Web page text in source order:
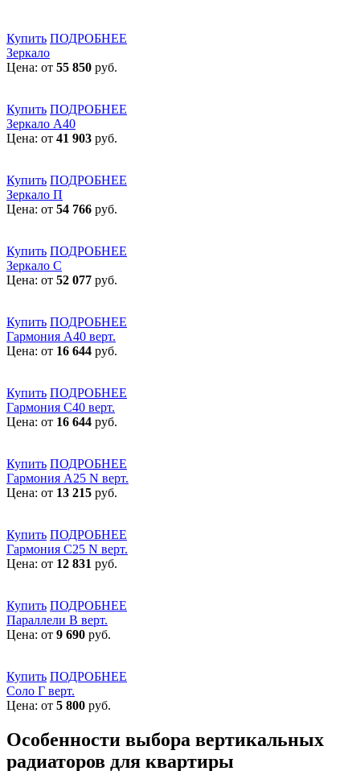
Купить ПОДРОБНЕЕ
Зеркало
Цена: от 55 850 руб.
Купить ПОДРОБНЕЕ
Зеркало А40
Цена: от 41 903 руб.
Купить ПОДРОБНЕЕ
Зеркало П
Цена: от 54 766 руб.
Купить ПОДРОБНЕЕ
Зеркало С
Цена: от 52 077 руб.
Купить ПОДРОБНЕЕ
Гармония А40 верт.
Цена: от 16 644 руб.
Купить ПОДРОБНЕЕ
Гармония С40 верт.
Цена: от 16 644 руб.
Купить ПОДРОБНЕЕ
Гармония А25 N верт.
Цена: от 13 215 руб.
Купить ПОДРОБНЕЕ
Гармония С25 N верт.
Цена: от 12 831 руб.
Купить ПОДРОБНЕЕ
Параллели В верт.
Цена: от 9 690 руб.
Купить ПОДРОБНЕЕ
Соло Г верт.
Цена: от 5 800 руб.
Особенности выбора вертикальных
радиаторов для квартиры